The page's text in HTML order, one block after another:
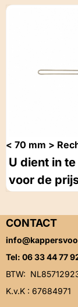
< 70 mm >
Spelden Bruin
U dient in
voor de
CONTACT
Tel: 06 33 44 77
BTW:
K.v.K : 67684971